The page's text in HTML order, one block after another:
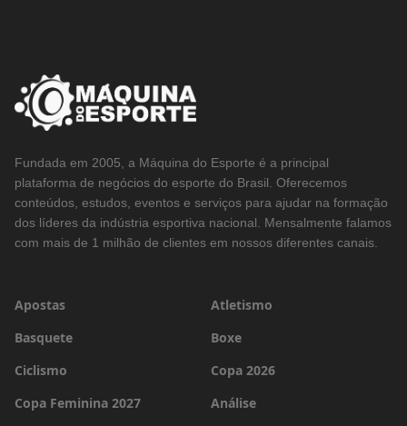
Fundada em 2005, a Máquina do Esporte é a principal
plataforma de negócios do esporte do Brasil. Oferecemos
conteúdos, estudos, eventos e serviços para ajudar na formação
dos líderes da indústria esportiva nacional. Mensalmente falamos
com mais de 1 milhão de clientes em nossos diferentes canais.
Apostas
Atletismo
Basquete
Boxe
Ciclismo
Copa 2026
Copa Feminina 2027
Análise